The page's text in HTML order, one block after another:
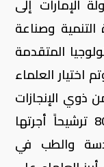
الإمارات إلى
وصناعة
المتقدمة
العلماء
ذوي الإنجازات
النوعية بعد عملية تقييم شملت 80 ترشيحاً أجرتها
والطب في